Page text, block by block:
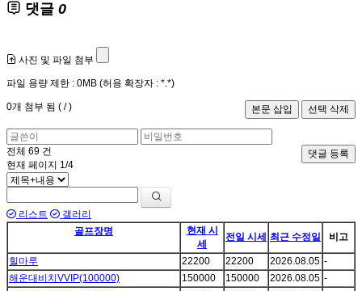
댓글 0
사진 및 파일 첨부
파일 용량 제한 : 0MB (허용 확장자 : *.*)
0개 첨부 됨 ( /)
댓글 등록
전체 69 건
현재 페이지 1/4
리스트
갤러리
골프장명
현재 시
세
전일 시세 최근 수정일 비고
힐마루 22200 22200 2026.08.05 -
해운대비치VVIP(100000)
150000 150000 2026.08.05 -